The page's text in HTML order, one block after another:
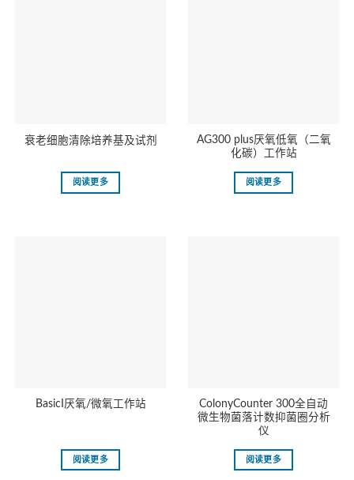
衰老细胞清除培养基及试剂
阅读更多
AG300 plus厌氧低氧（二氧
化碳）工作站
阅读更多
BasicI厌氧/微氧工作站
阅读更多
ColonyCounter 300全自动
微生物菌落计数抑菌圈分析
仪
阅读更多